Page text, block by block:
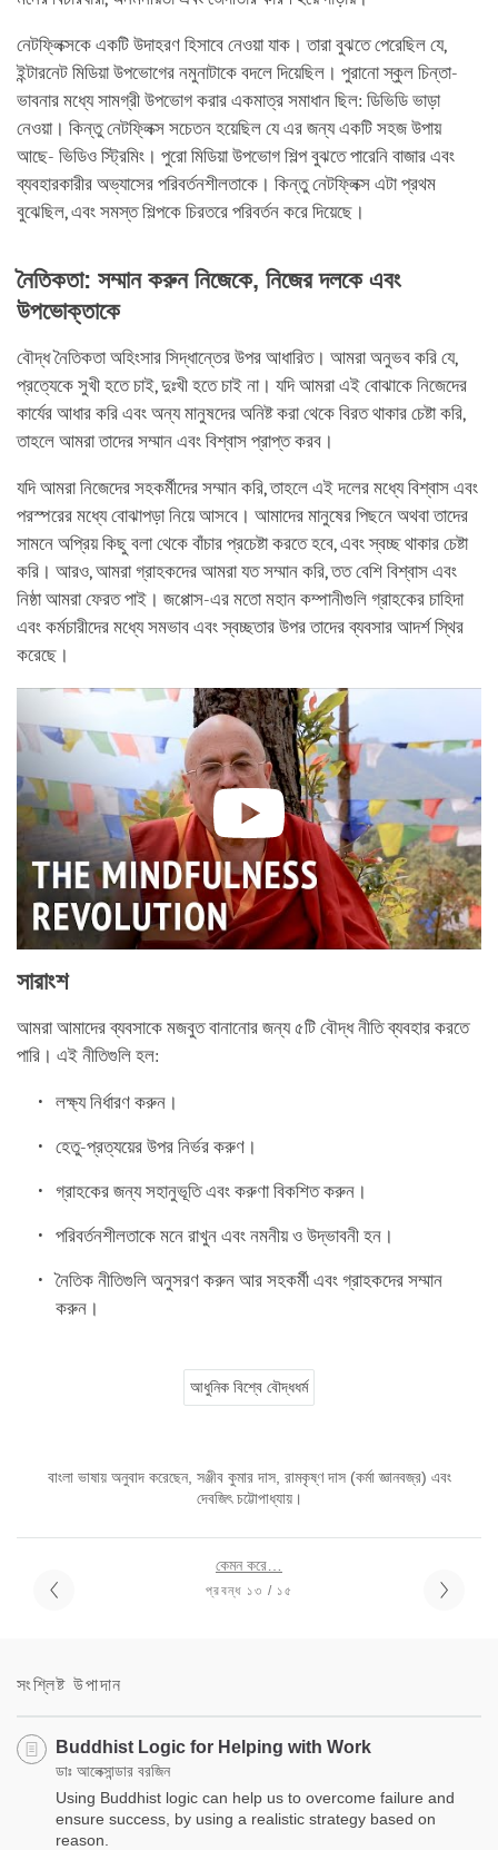
নেটফ্লিক্সকে একটি উদাহরণ হিসাবে নেওয়া যাক। তারা বুঝতে পেরেছিল যে,
ইন্টারনেট মিডিয়া উপভোগের নমুনাটাকে বদলে দিয়েছিল। পুরানো স্কুল চিন্তা-
ভাবনার মধ্যে সামগ্রী উপভোগ করার একমাত্র সমাধান ছিল: ডিভিডি ভাড়া
নেওয়া। কিন্তু নেটফ্লিক্স সচেতন হয়েছিল যে এর জন্য একটি সহজ উপায়
আছে- ভিডিও স্ট্রিমিং। পুরো মিডিয়া উপভোগ শিল্প বুঝতে পারেনি বাজার এবং
ব্যবহারকারীর অভ্যাসের পরিবর্তনশীলতাকে। কিন্তু নেটফ্লিক্স এটা প্রথম
বুঝেছিল, এবং সমস্ত শিল্পকে চিরতরে পরিবর্তন করে দিয়েছে।
নৈতিকতা: সম্মান করুন নিজেকে, নিজের দলকে এবং
উপভোক্তাকে
বৌদ্ধ নৈতিকতা অহিংসার সিদ্ধান্তের উপর আধারিত। আমরা অনুভব করি যে,
প্রত্যেকে সুখী হতে চাই, দুঃখী হতে চাই না। যদি আমরা এই বোঝাকে নিজেদের
কার্যের আধার করি এবং অন্য মানুষদের অনিষ্ট করা থেকে বিরত থাকার চেষ্টা করি,
তাহলে আমরা তাদের সম্মান এবং বিশ্বাস প্রাপ্ত করব।
যদি আমরা নিজেদের সহকর্মীদের সম্মান করি, তাহলে এই দলের মধ্যে বিশ্বাস এবং
পরস্পরের মধ্যে বোঝাপড়া নিয়ে আসবে। আমাদের মানুষের পিছনে অথবা তাদের
সামনে অপ্রিয় কিছু বলা থেকে বাঁচার প্রচেষ্টা করতে হবে, এবং স্বচ্ছ থাকার চেষ্টা
করি। আরও, আমরা গ্রাহকদের আমরা যত সম্মান করি, তত বেশি বিশ্বাস এবং
নিষ্ঠা আমরা ফেরত পাই। জপ্পোস-এর মতো মহান কম্পানীগুলি গ্রাহকের চাহিদা
এবং কর্মচারীদের মধ্যে সমভাব এবং স্বচ্ছতার উপর তাদের ব্যবসার আদর্শ স্থির
করেছে।
সারাংশ
আমরা আমাদের ব্যবসাকে মজবুত বানানোর জন্য ৫টি বৌদ্ধ নীতি ব্যবহার করতে
পারি। এই নীতিগুলি হল:
লক্ষ্য নির্ধারণ করুন।
হেতু-প্রত্যয়ের উপর নির্ভর করুণ।
গ্রাহকের জন্য সহানুভূতি এবং করুণা বিকশিত করুন।
পরিবর্তনশীলতাকে মনে রাখুন এবং নমনীয় ও উদ্ভাবনী হন।
নৈতিক নীতিগুলি অনুসরণ করুন আর সহকর্মী এবং গ্রাহকদের সম্মান
করুন।
আধুনিক বিশ্বে বৌদ্ধধর্ম
বাংলা ভাষায় অনুবাদ করেছেন, সঞ্জীব কুমার দাস, রামকৃষ্ণ দাস (কর্মা জ্ঞানবজ্র) এবং
দেবজিৎ চট্টোপাধ্যায়।
কেমন করে…
প্রবন্ধ ১৩ / ১৫
সংশ্লিষ্ট উপাদান
Buddhist Logic for Helping with Work
ডাঃ আলেক্সান্ডার বরজিন
Using Buddhist logic can help us to overcome failure and
ensure success, by using a realistic strategy based on
reason.